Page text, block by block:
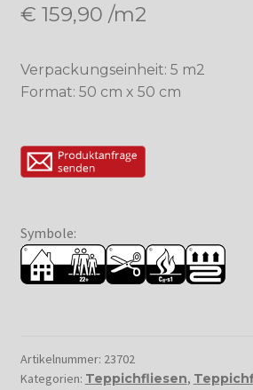
€ 159,90 /m2
Verpackungseinheit: 5 m2
Format: 50 cm x 50 cm
Symbole:
Artikelnummer: 23702
Kategorien: Teppichfliesen,